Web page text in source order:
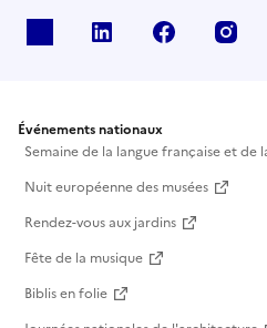
Linkedin Facebook
Événements nationaux
Semaine de la langue française et de
Nuit européenne des musées
Rendez-vous aux jardins
Fête de la musique
Biblis en folie